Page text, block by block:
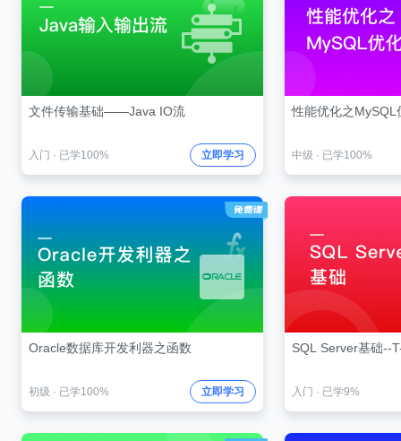
文件传输基础——Java IO流
入门 · 已学100% 立即学习
性能优化之MySQL
中级 · 已学100%
Oracle数据库开发利器之函数
初级 · 已学100% 立即学习
SQL Server基础--
入门 · 已学9%